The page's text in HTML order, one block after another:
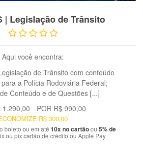
| Legislação de Trânsito
Aqui você encontra:
de Trânsito com conteúdo
a Polícia Rodoviária Federal;
Conteúdo e de Questões [...]
1.290,00 POR R$ 990,00
R$ 300,00
boleto ou em até 10x no cartãoou 5% de
ou pix cartão de crédito ou Apple Pay